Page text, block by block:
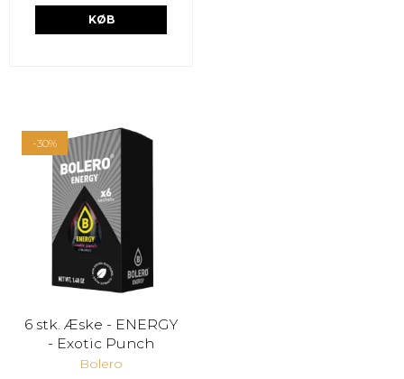
KØB
-30%
6 stk. Æske - ENERGY
- Exotic Punch
Bolero